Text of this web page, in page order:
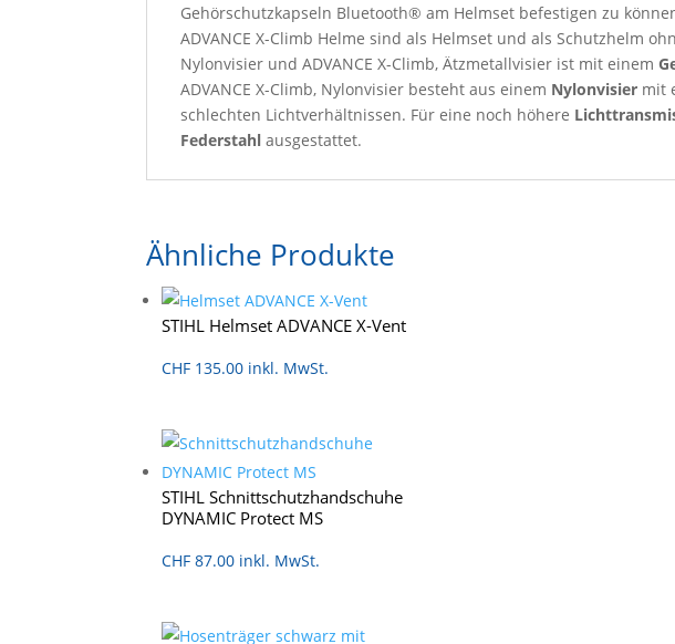
Gehörschutzkapseln Bluetooth® am Helmset befestigen zu
ADVANCE X-Climb Helme sind als Helmset und als Schutzhelm
Nylonvisier und ADVANCE X-Climb, Ätzmetallvisier ist mit einem
ADVANCE X-Climb, Nylonvisier besteht aus einem Nylonvisier mit
schlechten Lichtverhältnissen. Für eine noch höhere
Federstahl ausgestattet.
Ähnliche Produkte
STIHL Helmset ADVANCE X-Vent
CHF 135.00 inkl. MwSt.
STIHL Schnittschutzhandschuhe
DYNAMIC Protect MS
CHF 87.00 inkl. MwSt.